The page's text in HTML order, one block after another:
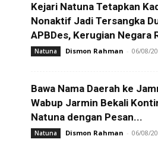
Kejari Natuna Tetapkan
Nonaktif Jadi Tersangka
APBDes, Kerugian Negara
Natuna Dismon Rahman - 06/08/
Bawa Nama Daerah ke
Wabup Jarmin Bekali
Natuna dengan Pesan...
Natuna Dismon Rahman - 06/08/